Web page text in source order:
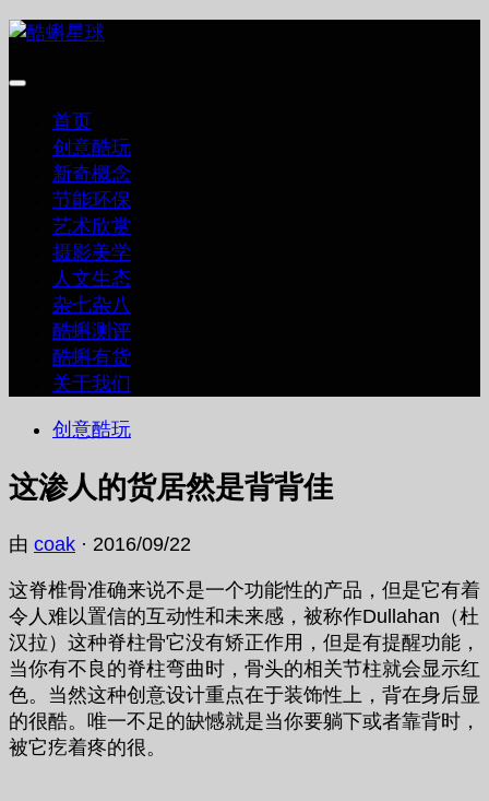
跳
内
首页
创意酷玩
新奇概念
节能环保
艺术欣赏
摄影美学
人文生态
杂七杂八
酷蝌测评
酷蝌有货
关于我们
创意酷玩
这渗人的货居然是背背佳
由 coak · 2016/09/22
这脊椎骨准确来说不是一个功能性的产品，但是它有着
令人难以置信的互动性和未来感，被称作Dullahan（杜
汉拉）这种脊柱骨它没有矫正作用，但是有提醒功能，
当你有不良的脊柱弯曲时，骨头的相关节柱就会显示红
色。当然这种创意设计重点在于装饰性上，背在身后显
的很酷。唯一不足的缺憾就是当你要躺下或者靠背时，
被它疙着疼的很。